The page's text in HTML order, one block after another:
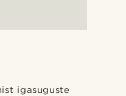
igasuguste